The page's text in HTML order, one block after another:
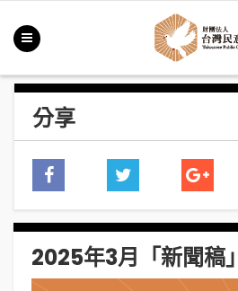
分享
2025年3月「新聞稿」